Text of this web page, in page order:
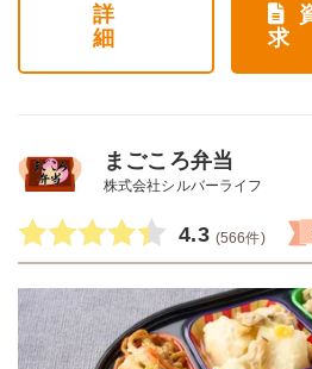
詳
細
求
まごころ弁当
株式会社シルバーライフ
4.3 (566件)